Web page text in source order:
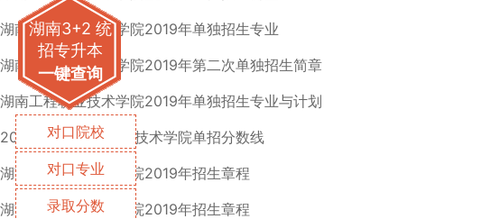
湖南工程职业技术学院2019年单独招生专业
湖南工程职业技术学院2019年第二次单独招生简章
湖南工程职业技术学院2019年单独招生专业与计划
2019年湖南工程职业技术学院单招分数线
湖南工程职业技术学院2019年招生章程
湖南工程职业技术学院2019年招生章程
湖南3+2 统
招专升本
一键查询
对口院校
对口专业
录取分数